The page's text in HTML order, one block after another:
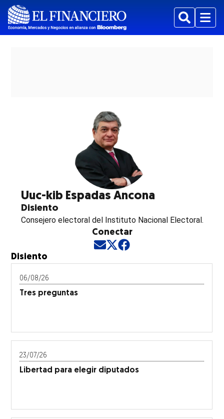
BuscarMenu
Uuc-kib Espadas Ancona
Disiento
Consejero electoral del Instituto Nacional Electoral.
Conectar
Opens in new window
Opens in new window
Disiento
06/08/26
Tres preguntas
23/07/26
Libertad para elegir diputados